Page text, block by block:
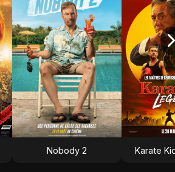
Nobody 2 Karate